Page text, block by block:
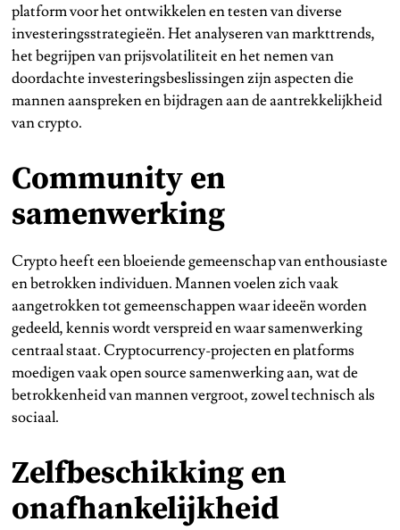
platform voor het ontwikkelen en testen van diverse
investeringsstrategieën. Het analyseren van markttrends,
het begrijpen van prijsvolatiliteit en het nemen van
doordachte investeringsbeslissingen zijn aspecten die
mannen aanspreken en bijdragen aan de aantrekkelijkheid
van crypto.
Community en
samenwerking
Crypto heeft een bloeiende gemeenschap van enthousiaste
en betrokken individuen. Mannen voelen zich vaak
aangetrokken tot gemeenschappen waar ideeën worden
gedeeld, kennis wordt verspreid en waar samenwerking
centraal staat. Cryptocurrency-projecten en platforms
moedigen vaak open source samenwerking aan, wat de
betrokkenheid van mannen vergroot, zowel technisch als
sociaal.
Zelfbeschikking en
onafhankelijkheid